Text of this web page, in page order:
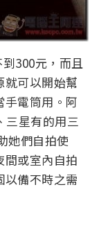
300元，而且
可以開始幫
電筒用。阿
三星有的用三
她們自拍使
間或室內自拍
以備不時之需